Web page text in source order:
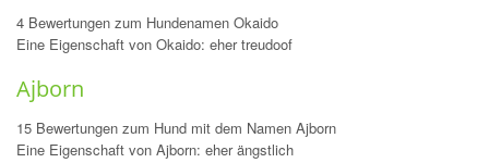
4 Bewertungen zum Hundenamen Okaido
Eine Eigenschaft von Okaido: eher treudoof
Ajborn
15 Bewertungen zum Hund mit dem Namen Ajborn
Eine Eigenschaft von Ajborn: eher ängstlich